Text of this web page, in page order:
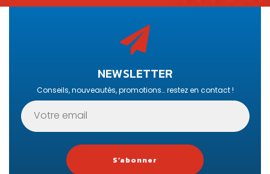
NEWSLETTER
Conseils, nouveautés, promotions… restez en contact !
S’abonner